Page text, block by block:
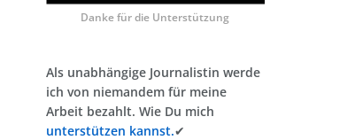
Danke für die Unterstützung
Als unabhängige Journalistin werde
ich von niemandem für meine
Arbeit bezahlt. Wie Du mich
unterstützen kannst.✔